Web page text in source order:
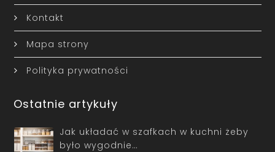
Kontakt
Mapa strony
Polityka prywatności
Ostatnie artykuły
Jak układać w szafkach w kuchni żeby
było wygodnie…